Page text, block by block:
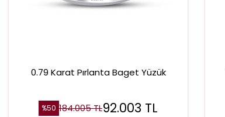
0.79 Karat Pırlanta Baget Yüzük
%50 184.005TL92.003 TL